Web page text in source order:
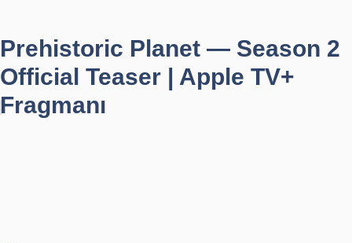
Prehistoric Planet — Season 2
Official Teaser | Apple TV+
Fragmanı